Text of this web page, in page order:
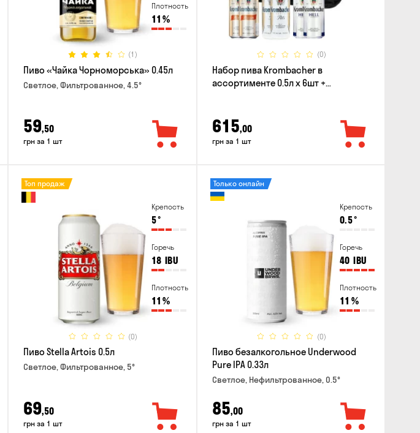
Плотность
11 %
(1)
Пиво «Чайка Чорноморська» 0.45л
Светлое, Фильтрованное, 4.5°
59,50
грн за 1 шт
(0)
Набор пива Krombacher в
ассортименте 0.5л х 6шт +
615,00
грн за 1 шт
Крепость
5°
Горечь
18 IBU
Плотность
11 %
(0)
Топ продаж
Пиво Stella Artois 0.5л
Светлое, Фильтрованное, 5°
69,50
грн за 1 шт
Крепость
0.5°
Горечь
40 IBU
Плотность
11 %
(0)
Только онлайн
Пиво безалкогольное Underwood
Pure IPA 0.33л
Светлое, Нефильтрованное, 0.5°
85,00
грн за 1 шт